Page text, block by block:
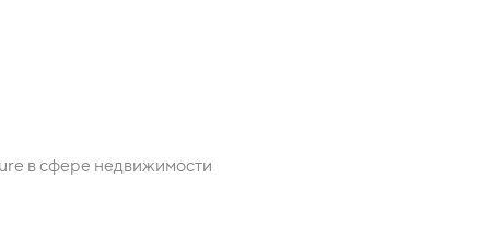
в сфере недвижимости